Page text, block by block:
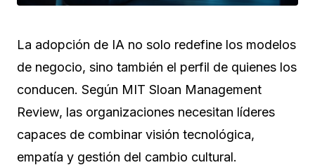
La adopción de IA no solo redefine los modelos
de negocio, sino también el perfil de quienes los
conducen. Según MIT Sloan Management
Review, las organizaciones necesitan líderes
capaces de combinar visión tecnológica,
empatía y gestión del cambio cultural.